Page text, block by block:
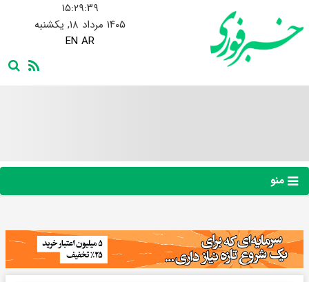
۱۵:۲۹:۴۰
۱۴۰۵ مرداد ۱۸, یکشنبه
EN AR
منو